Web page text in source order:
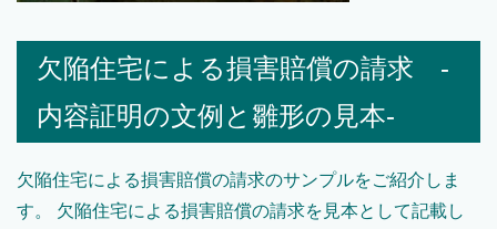
欠陥住宅による損害賠償の請求 -
内容証明の文例と雛形の見本-
欠陥住宅による損害賠償の請求のサンプルをご紹介しま
す。 欠陥住宅による損害賠償の請求を見本として記載し